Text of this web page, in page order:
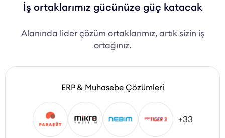
İş ortaklarımız gücünüze güç katacak
Alanında lider çözüm ortaklarımız, artık sizin iş
ortağınız.
ERP & Muhasebe Çözümleri
+33